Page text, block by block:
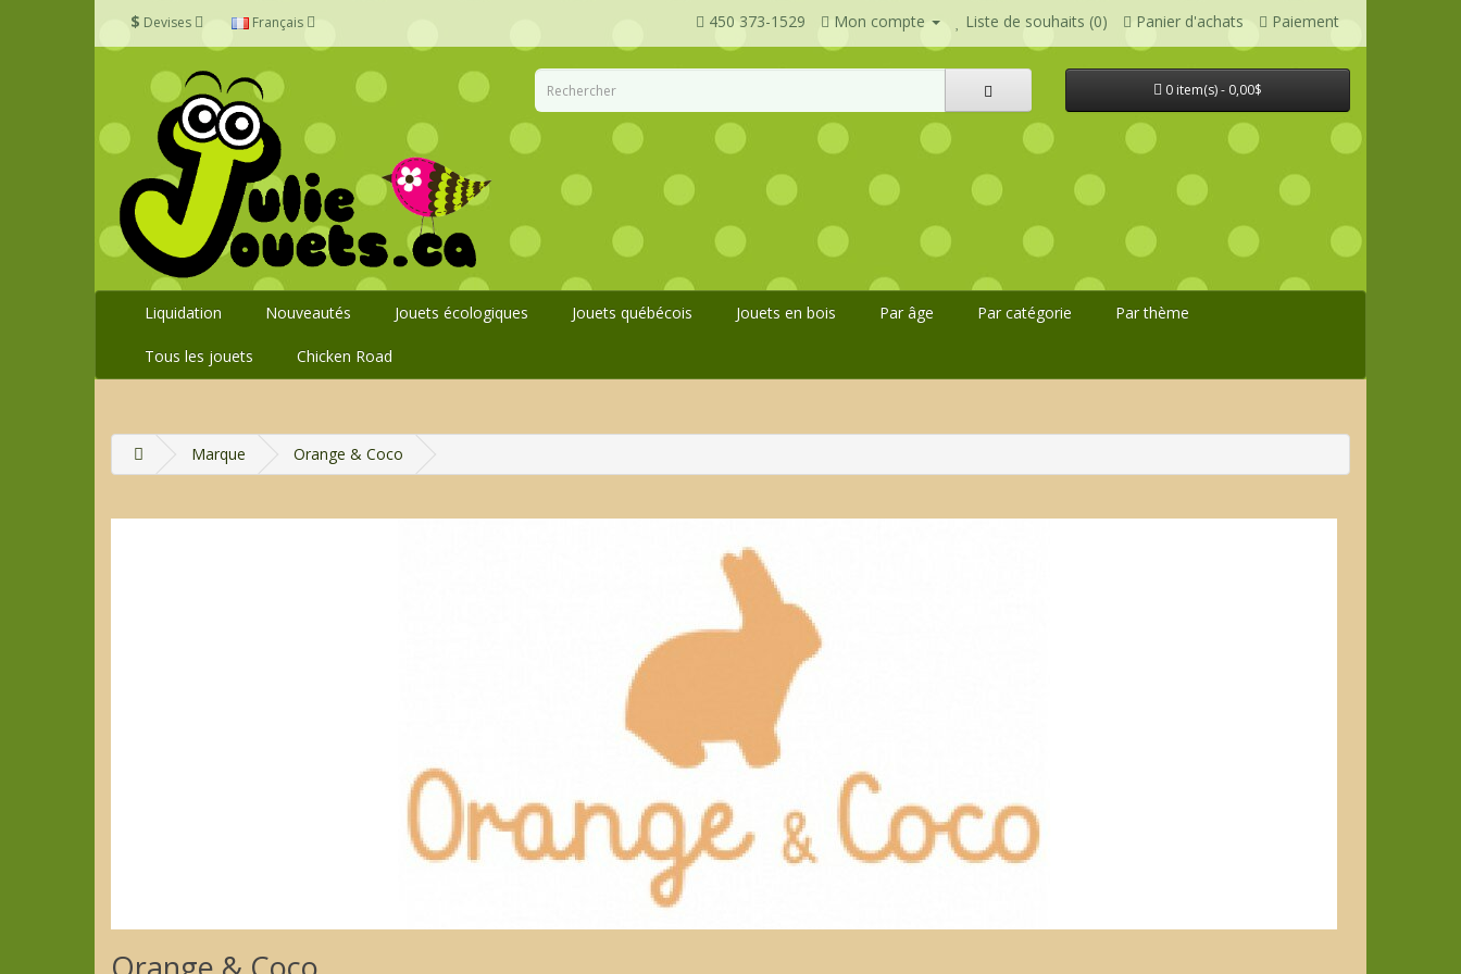
$ Devises Français 450 373-1529 Mon compte Liste de souhaits (0) Panier d'achats Paiement
0 item(s) - 0,00$
Liquidation Nouveautés Jouets écologiques Jouets québécois Jouets en bois Par âge Par catégorie Par thème
Tous les jouets Chicken Road
Marque Orange & Coco